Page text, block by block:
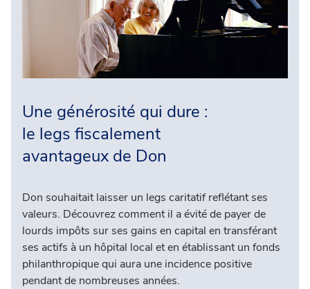
Une générosité qui dure :
le legs fiscalement
avantageux de Don
Don souhaitait laisser un legs caritatif reflétant ses
valeurs. Découvrez comment il a évité de payer de
lourds impôts sur ses gains en capital en transférant
ses actifs à un hôpital local et en établissant un fonds
philanthropique qui aura une incidence positive
pendant de nombreuses années.